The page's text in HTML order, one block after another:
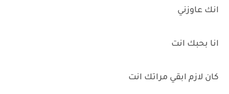
انك عاوزني
انا بحبك انت
كان لازم ابقي مراتك انت